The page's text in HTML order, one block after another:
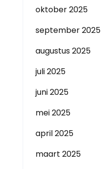
oktober 2025
september 2025
augustus 2025
juli 2025
juni 2025
mei 2025
april 2025
maart 2025